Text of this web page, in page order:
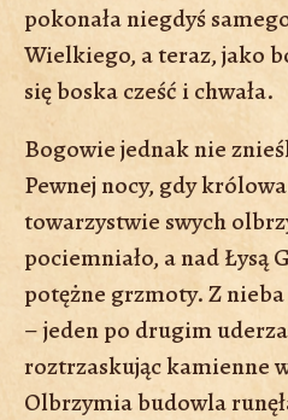
pokonała niegdyś
Wielkiego, a teraz, jako
się boska cześć i chwała.
Bogowie jednak nie
Pewnej nocy, gdy
towarzystwie swych
pociemniało, a nad Łysą
potężne grzmoty. Z
– jeden po drugim
roztrzaskując kamienne
Olbrzymia budowla